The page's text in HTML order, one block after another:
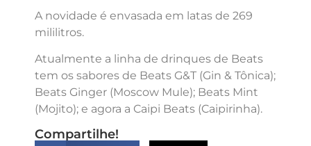
A novidade é envasada em latas de 269
mililitros.
Atualmente a linha de drinques de Beats
tem os sabores de Beats G&T (Gin & Tônica);
Beats Ginger (Moscow Mule); Beats Mint
(Mojito); e agora a Caipi Beats (Caipirinha).
Compartilhe!